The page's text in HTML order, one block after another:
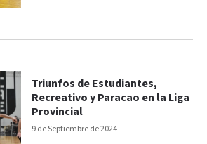
9 de Septiembre de 2024
Triunfos de Estudiantes,
Recreativo y Paracao en la Liga
Provincial